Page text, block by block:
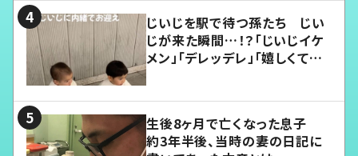
じいじを駅で待つ孫たち じい
じが来た瞬間…！？「じいじイケ
メン」「デレッデレ」「嬉しくて可
生後8ヶ月で亡くなった息子
約3年半後、当時の妻の日記に